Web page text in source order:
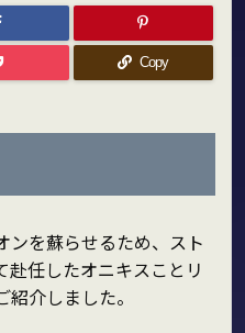
Copy
ンを蘇らせるため、スト
赴任したオニキスことリ
介しました。